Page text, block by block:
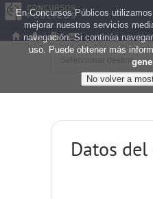
Datos
En Concursos Públicos
mejorar nuestros servicios
navegación. Si continúa
uso. Puede obtener más